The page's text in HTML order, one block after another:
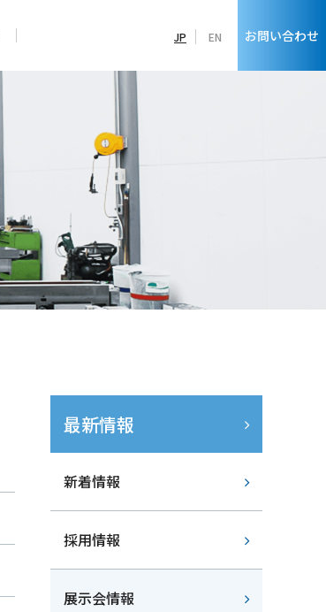
JP EN お問い合わせ
最新情報
新着情報
採用情報
展示会情報